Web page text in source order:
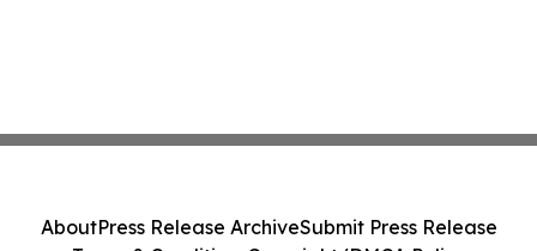
AboutPress Release ArchiveSubmit Press Release